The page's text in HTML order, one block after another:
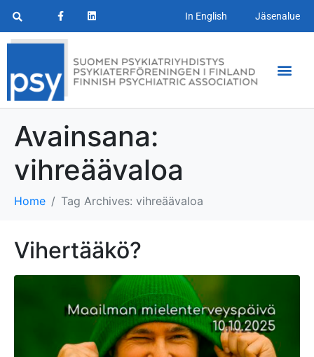
In English Jäsenalue
Avainsana:
vihreäävaloa
Home Tag Archives: vihreäävaloa
Vihertääkö?